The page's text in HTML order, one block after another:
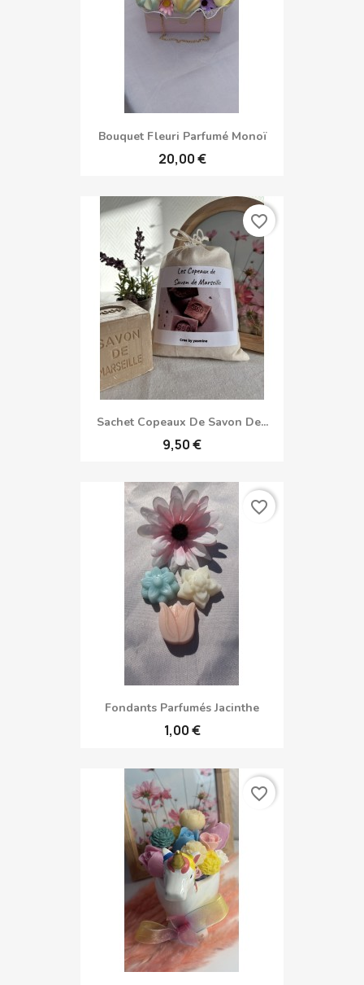
Bouquet Fleuri Parfumé Monoï
20,00 €
Sachet Copeaux De Savon De...
9,50 €
favorite_border
Fondants Parfumés Jacinthe
1,00 €
favorite_border
favorite_border